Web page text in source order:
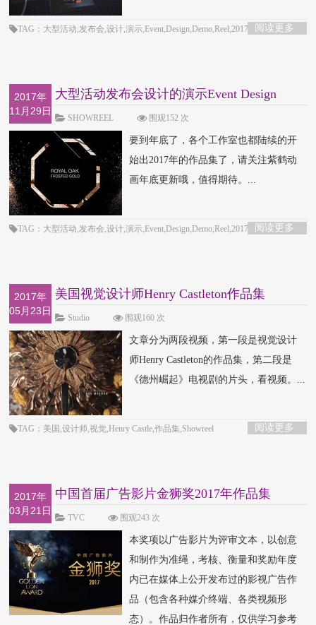
阅读更多
TAG：大型活动,发布会,设计,演示,Event,Design,Demo,Reel,2017,作品
2017年
11月29日
大型活动发布会设计的演示Event Design
Demo Reel-2
SHOWREEL 围观152 次
要到年底了，各个工作室也都陆续的开
始出2017年的作品集了，请关注紫鹤动
画年底更新哦，值得期待。...
阅读更多
TAG：大型活动,发布会,设计,演示,Event,Design,Demo,Reel,2017,作品
2017年
05月23日
美国视觉设计师Henry Castleton作品集
Showreel
Studio 围观160 次
文章分为两段视频，第一段是视觉设计
师Henry Castleton的作品集，第二段是
《德州崛起》电视剧的片头，看视频。...
阅读更多
TAG：美国,设计师,视觉,Henry Castle,作品集,Showreel
2017年
03月21日
中国首届广告影片金狮奖2017年作品集
TVC 围观243 次
本奖项以广告影片为评审文本，以创意
和制作为准绳，考核、衡量和奖励年度
内已在媒体上公开发布过的影视广告作
品（包含各种媒介终端、各类视频形
态）。作品归作者所有，仅供学习参考